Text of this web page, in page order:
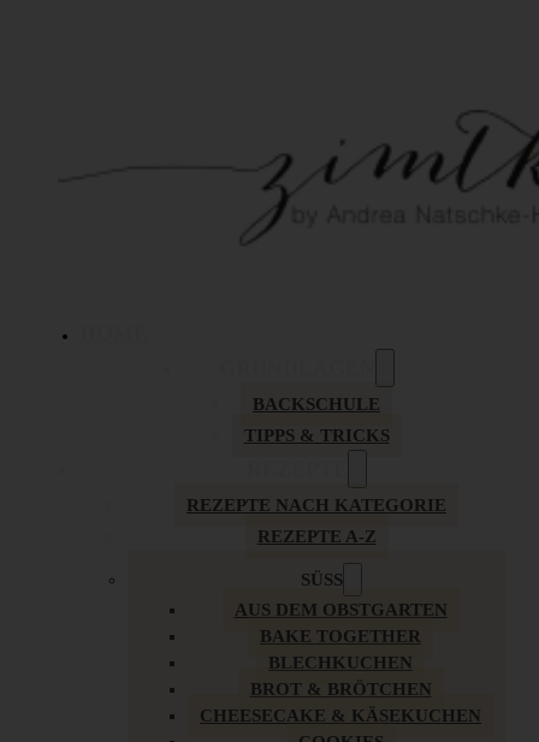
BACKSCHULE
TIPPS & TRICKS
REZEPTE NACH KATEGORIE
REZEPTE A-Z
SÜSS
AUS DEM OBSTGARTEN
BAKE TOGETHER
BLECHKUCHEN
BROT & BRÖTCHEN
CHEESECAKE & KÄSEKUCHEN